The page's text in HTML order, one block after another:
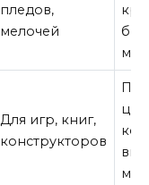
пледов,
мелочей
Для игр, книг,
конструкторов